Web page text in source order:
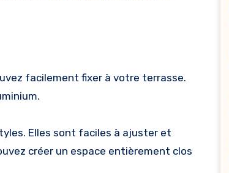
facilement fixer à votre terrasse.
Elles sont faciles à ajuster et
créer un espace entièrement clos